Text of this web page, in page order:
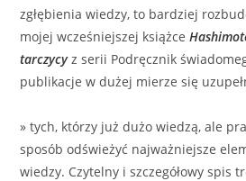
zgłębienia wiedzy, to bardziej
mojej wcześniejszej książce
tarczycy z serii Podręcznik
publikacje w dużej mierze się
» tych, którzy już dużo wiedzą, ale
sposób odświeżyć najważniejsze
wiedzy. Czytelny i szczegółowy spis